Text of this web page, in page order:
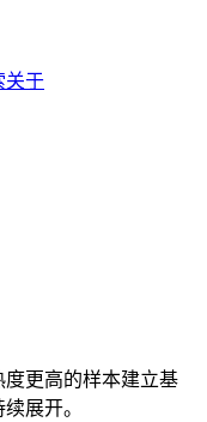
关于
更高的样本建立基
展开。